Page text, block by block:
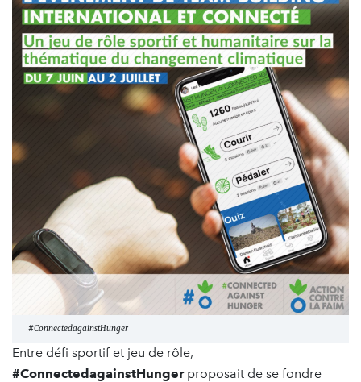
#ConnectedagainstHunger
Entre défi sportif et jeu de rôle,
#ConnectedagainstHungerproposait de se fondre